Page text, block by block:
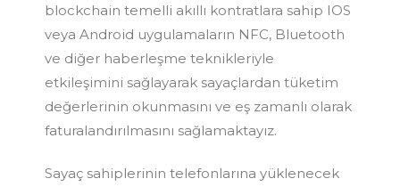
blockchain temelli akıllı kontratlara sahip IOS
veya Android uygulamaların NFC, Bluetooth
ve diğer haberleşme teknikleriyle
etkileşimini sağlayarak sayaçlardan tüketim
değerlerinin okunmasını ve eş zamanlı olarak
faturalandırılmasını sağlamaktayız.
Sayaç sahiplerinin telefonlarına yüklenecek